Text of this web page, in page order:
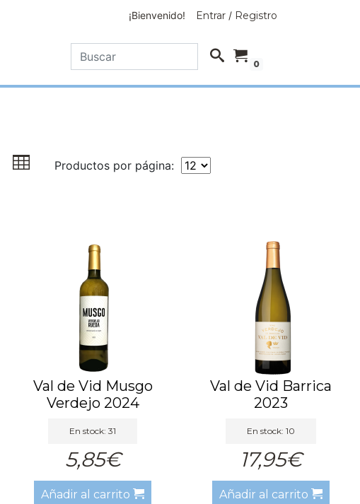
¡Bienvenido! Entrar / Registro
0
Productos por página:
Val de Vid Musgo
Verdejo 2024
En stock: 31
5,85€
Añadir al carrito
Val de Vid Barrica
2023
En stock: 10
17,95€
Añadir al carrito